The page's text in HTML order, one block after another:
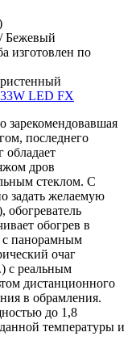
Бежевый
изготовлен по
LED FX
зарекомендовавшая
последнего
обладает
дров
стеклом. С
задать желаемую
обогреватель
обогрев в
панорамным
очаг
с реальным
дистанционного
в обрамления.
до 1,8
температуры и